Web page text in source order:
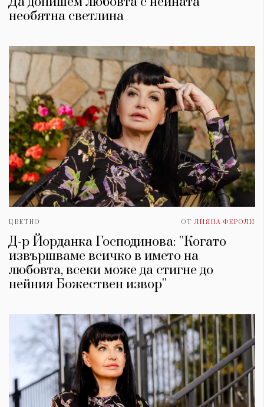
необятна светлина
ЦВЕТНО ОТ ЛИЯНА ФЕРОЛИ
Д-р Йорданка Господинова: ''Когато
извършваме всичко в името на
любовта, всеки може да стигне до
нейния Божествен извор''